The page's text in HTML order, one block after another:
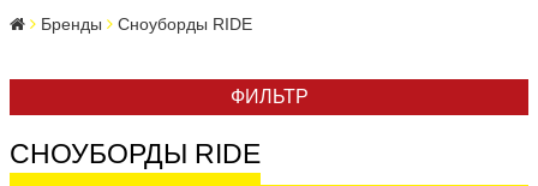
Бренды Сноуборды RIDE
ФИЛЬТР
СНОУБОРДЫ RIDE